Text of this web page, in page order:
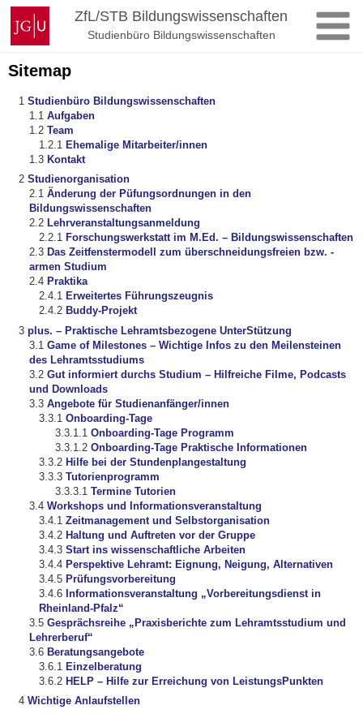
Zum
Inhalt
springen
Johannes
Gutenberg-
Universität
Mainz
ZfL/STB Bildungswissenschaften
Studienbüro Bildungswissenschaften
Sitemap
Studienbüro Bildungswissenschaften
Aufgaben
Team
Ehemalige Mitarbeiter/innen
Kontakt
Studienorganisation
Änderung der Püfungsordnungen in den
Bildungswissenschaften
Lehrveranstaltungsanmeldung
Forschungswerkstatt im M.Ed. – Bildungswissenschaften
Das Zeitfenstermodell zum überschneidungsfreien bzw. -
armen Studium
Praktika
Erweitertes Führungszeugnis
Buddy-Projekt
plus. – Praktische Lehramtsbezogene UnterStützung
Game of Milestones – Wichtige Infos zu den Meilensteinen
des Lehramtsstudiums
Gut informiert durchs Studium – Hilfreiche Filme, Podcasts
und Downloads
Angebote für Studienanfänger/innen
Onboarding-Tage
Onboarding-Tage Programm
Onboarding-Tage Praktische Informationen
Hilfe bei der Stundenplangestaltung
Tutorienprogramm
Termine Tutorien
Workshops und Informationsveranstaltung
Zeitmanagement und Selbstorganisation
Haltung und Auftreten vor der Gruppe
Start ins wissenschaftliche Arbeiten
Perspektive Lehramt: Eignung, Neigung, Alternativen
Prüfungsvorbereitung
Informationsveranstaltung „Vorbereitungsdienst in
Rheinland-Pfalz“
Gesprächsreihe „Praxisberichte zum Lehramtsstudium und
Lehrerberuf“
Beratungsangebote
Einzelberatung
HELP – Hilfe zur Erreichung von LeistungsPunkten
Wichtige Anlaufstellen